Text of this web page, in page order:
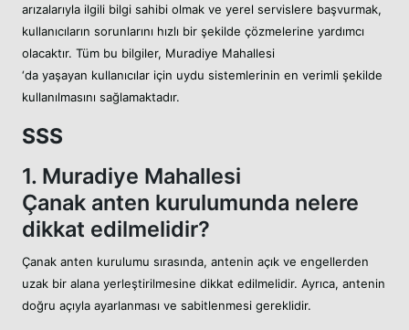
arızalarıyla ilgili bilgi sahibi olmak ve yerel servislere başvurmak,
kullanıcıların sorunlarını hızlı bir şekilde çözmelerine yardımcı
olacaktır. Tüm bu bilgiler, Muradiye Mahallesi
‘da yaşayan kullanıcılar için uydu sistemlerinin en verimli şekilde
kullanılmasını sağlamaktadır.
SSS
1. Muradiye Mahallesi
Çanak anten kurulumunda nelere
dikkat edilmelidir?
Çanak anten kurulumu sırasında, antenin açık ve engellerden
uzak bir alana yerleştirilmesine dikkat edilmelidir. Ayrıca, antenin
doğru açıyla ayarlanması ve sabitlenmesi gereklidir.